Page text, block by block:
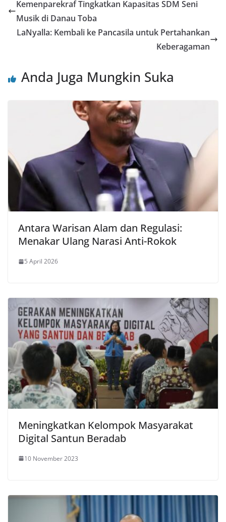
Kemenparekraf Tingkatkan Kapasitas SDM Seni
Musik di Danau Toba
LaNyalla: Kembali ke Pancasila untuk Pertahankan
Keberagaman
Anda Juga Mungkin Suka
Antara Warisan Alam dan Regulasi:
‎Menakar Ulang Narasi Anti-Rokok ‎
5 April 2026
Meningkatkan Kelompok Masyarakat
Digital Santun Beradab
10 November 2023